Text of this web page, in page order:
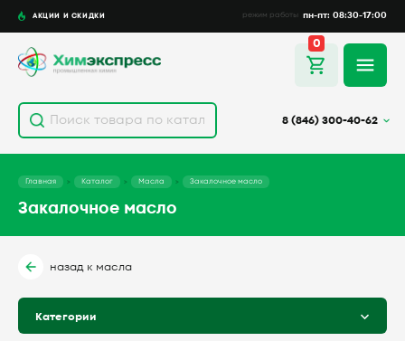
АКЦИИ И СКИДКИ режим работы пн-пт: 08:30-17:00
8 (846) 300-40-62
0
Главная Каталог Масла Закалочное масло
Закалочное масло
назад к масла
Фильтры
цена, руб.
Категории